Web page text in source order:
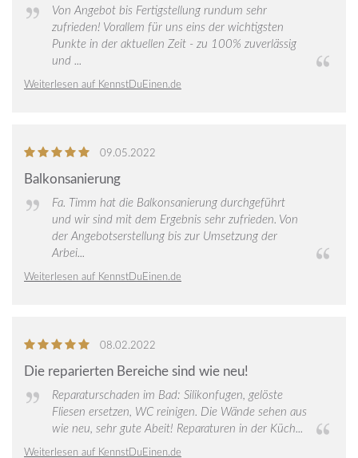
Von Angebot bis Fertigstellung rundum sehr
zufrieden! Vorallem für uns eins der wichtigsten
Punkte in der aktuellen Zeit - zu 100% zuverlässig
und ...
Weiterlesen auf KennstDuEinen.de
5
von
Sternen
09.05.2022
Balkonsanierung
Fa. Timm hat die Balkonsanierung durchgeführt
und wir sind mit dem Ergebnis sehr zufrieden. Von
der Angebotserstellung bis zur Umsetzung der
Arbei...
Weiterlesen auf KennstDuEinen.de
5
von
Sternen
08.02.2022
Die reparierten Bereiche sind wie neu!
Reparaturschaden im Bad: Silikonfugen, gelöste
Fliesen ersetzen, WC reinigen. Die Wände sehen aus
wie neu, sehr gute Abeit! Reparaturen in der Küch...
Weiterlesen auf KennstDuEinen.de